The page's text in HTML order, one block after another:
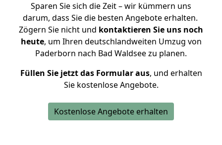
Sparen Sie sich die Zeit – wir kümmern uns
darum, dass Sie die besten Angebote erhalten.
Zögern Sie nicht und kontaktieren Sie uns noch
heute, um Ihren deutschlandweiten Umzug von
Paderborn nach Bad Waldsee zu planen.
Füllen Sie jetzt das Formular aus, und erhalten
Sie kostenlose Angebote.
Kostenlose Angebote erhalten